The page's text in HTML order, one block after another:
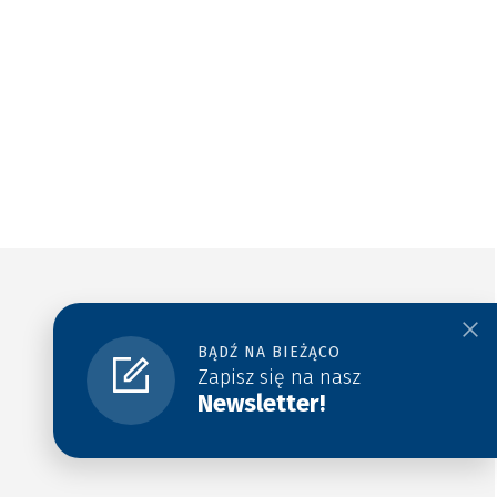
BĄDŹ NA BIEŻĄCO
Zapisz się na nasz
Newsletter!